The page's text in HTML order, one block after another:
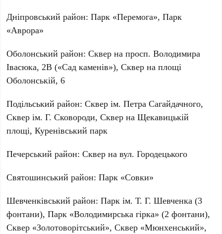
Дніпровський район: Парк «Перемога», Парк
«Аврора»
Оболонський район: Сквер на просп. Володимира
Івасюка, 2В («Сад каменів»), Сквер на площі
Оболонській, 6
Подільський район: Сквер ім. Петра Сагайдачного,
Сквер ім. Г. Сковороди, Сквер на Щекавицькій
площі, Куренівський парк
Печерський район: Сквер на вул. Городецького
Святошинський район: Парк «Совки»
Шевченківський район: Парк ім. Т. Г. Шевченка (3
фонтани), Парк «Володимирська гірка» (2 фонтани),
Сквер «Золотоворітський», Сквер «Мюнхенський»,